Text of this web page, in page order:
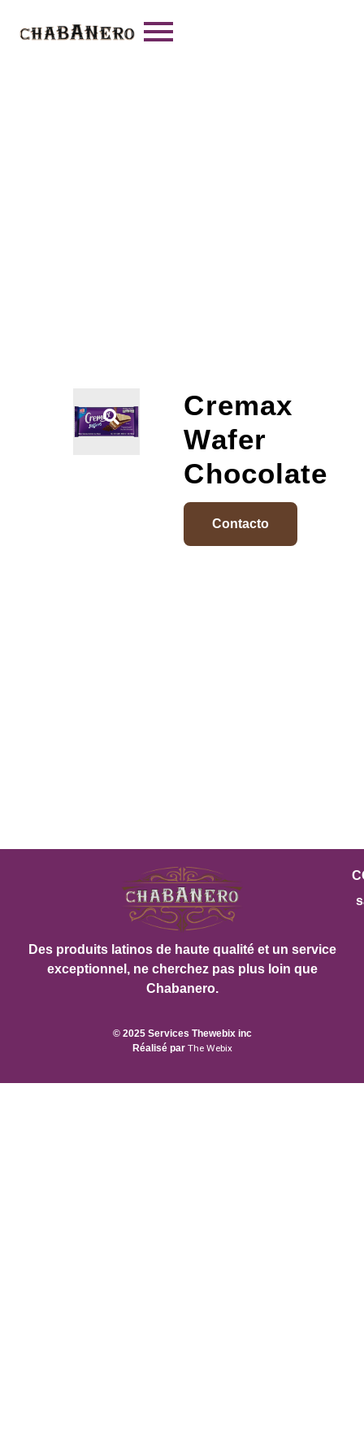
Cremax
Wafer
Chocolate
Contacto
Des produits latinos de haute qualité et un service
exceptionnel, ne cherchez pas plus loin que
Chabanero.
© 2025 Services Thewebix inc
Réalisé par The Webix